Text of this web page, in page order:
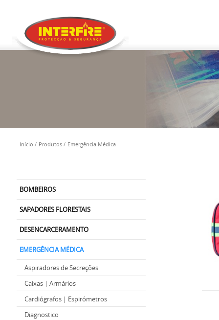
Início Produtos Emergência Médica
BOMBEIROS
SAPADORES FLORESTAIS
DESENCARCERAMENTO
EMERGÊNCIA MÉDICA
Aspiradores de Secreções
Caixas | Armários
Cardiógrafos | Espirómetros
Diagnostico